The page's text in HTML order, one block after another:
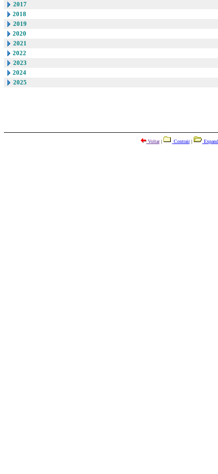
2017
2018
2019
2020
2021
2022
2023
2024
2025
Voltar| Contrair|